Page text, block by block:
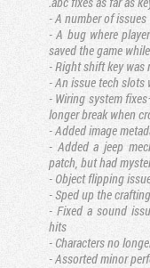
- A number of
- A bug where
saved the game
- Right shift key was
- An issue tech
- Wiring system
longer break when
- Added image
- Added a jeep
patch, but had
- Object flipping
- Sped up the
- Fixed a sound
hits
- Characters no
- Assorted minor